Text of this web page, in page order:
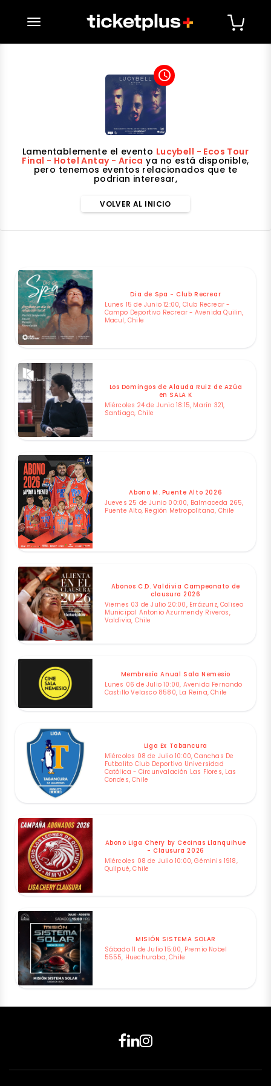
desplegar navegación
access_time
Lamentablemente el evento Lucybell - Ecos Tour
Final - Hotel Antay - Arica ya no está disponible,
pero tenemos eventos relacionados que te
podrian interesar,
VOLVER AL INICIO
Dia de Spa - Club Recrear
Lunes 15 de Junio 12:00, Club Recrear -
Campo Deportivo Recrear - Avenida Quilin,
Macul, Chile
Los Domingos de Alauda Ruiz de Azúa
en SALA K
Miércoles 24 de Junio 18:15, Marín 321,
Santiago, Chile
Abono M. Puente Alto 2026
Jueves 25 de Junio 00:00, Balmaceda 265,
Puente Alto, Región Metropolitana, Chile
Abonos C.D. Valdivia Campeonato de
clausura 2026
Viernes 03 de Julio 20:00, Errázuriz, Coliseo
Municipal Antonio Azurmendy Riveros,
Valdivia, Chile
Membresía Anual Sala Nemesio
Lunes 06 de Julio 10:00, Avenida Fernando
Castillo Velasco 8580, La Reina, Chile
Liga Ex Tabancura
Miércoles 08 de Julio 10:00, Canchas De
Futbolito Club Deportivo Universidad
Católica - Circunvalación Las Flores, Las
Condes, Chile
Abono Liga Chery by Cecinas Llanquihue
- Clausura 2026
Miércoles 08 de Julio 10:00, Géminis 1918,
Quilpué, Chile
MISIÓN SISTEMA SOLAR
Sábado 11 de Julio 15:00, Premio Nobel
5555, Huechuraba, Chile